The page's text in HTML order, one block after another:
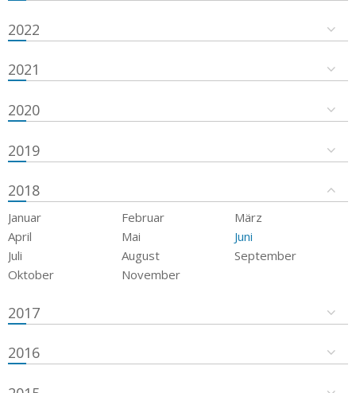
2022
2021
2020
2019
2018
Januar Februar
März
April
Mai
Juni
Juli
August
September
Oktober
November
2017
2016